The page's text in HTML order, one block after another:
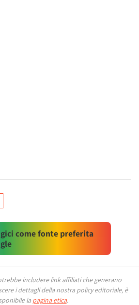
come fonte preferita
includere link affiliati che generano
i dettagli della nostra policy editoriale, è
la pagina etica.